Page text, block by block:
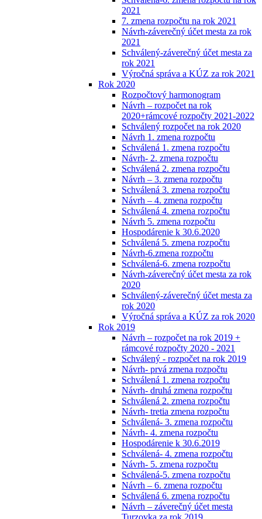
2021
7. zmena rozpočtu na rok 2021
Návrh-záverečný účet mesta za rok
2021
Schválený-záverečný účet mesta za
rok 2021
Výročná správa a KÚZ za rok 2021
Rok 2020
Rozpočtový harmonogram
Návrh – rozpočet na rok
2020+rámcové rozpočty 2021-2022
Schválený rozpočet na rok 2020
Návrh 1. zmena rozpočtu
Schválená 1. zmena rozpočtu
Návrh- 2. zmena rozpočtu
Schválená 2. zmena rozpočtu
Návrh – 3. zmena rozpočtu
Schválená 3. zmena rozpočtu
Návrh – 4. zmena rozpočtu
Schválená 4. zmena rozpočtu
Návrh 5. zmena rozpočtu
Hospodárenie k 30.6.2020
Schválená 5. zmena rozpočtu
Návrh-6.zmena rozpočtu
Schválená-6. zmena rozpočtu
Návrh-záverečný účet mesta za rok
2020
Schválený-záverečný účet mesta za
rok 2020
Výročná správa a KÚZ za rok 2020
Rok 2019
Návrh – rozpočet na rok 2019 +
rámcové rozpočty 2020 - 2021
Schválený - rozpočet na rok 2019
Návrh- prvá zmena rozpočtu
Schválená 1. zmena rozpočtu
Návrh- druhá zmena rozpočtu
Schválená 2. zmena rozpočtu
Návrh- tretia zmena rozpočtu
Schválená- 3. zmena rozpočtu
Návrh- 4. zmena rozpočtu
Hospodárenie k 30.6.2019
Schválená- 4. zmena rozpočtu
Návrh- 5. zmena rozpočtu
Schválená-5. zmena rozpočtu
Návrh – 6. zmena rozpočtu
Schválená 6. zmena rozpočtu
Návrh – záverečný účet mesta
Turzovka za rok 2019